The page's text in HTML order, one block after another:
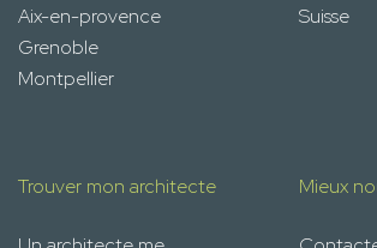
Aix-en-provence
Grenoble
Montpellier
Suisse
Trouver mon architecte Mieux